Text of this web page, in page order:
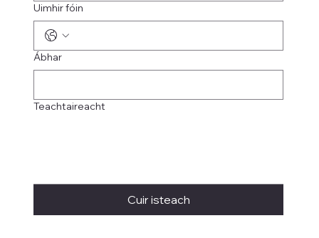
Uimhir fóin
Ábhar
Teachtaireacht
Cuir isteach